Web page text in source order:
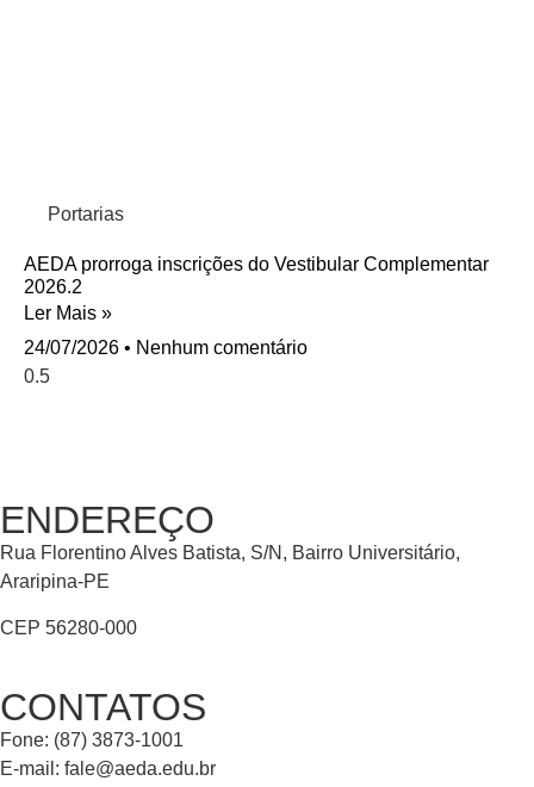
Portarias
AEDA prorroga inscrições do Vestibular Complementar
2026.2
Ler Mais »
24/07/2026
Nenhum comentário
ENDEREÇO
Rua Florentino Alves Batista, S/N, Bairro Universitário,
Araripina-PE
CEP 56280-000
CONTATOS
Fone: (87) 3873-1001
E-mail: fale@aeda.edu.br